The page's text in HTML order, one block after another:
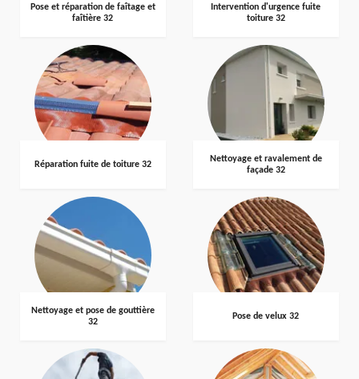
Pose et réparation de faîtage et
faîtière 32
Intervention d'urgence fuite
toiture 32
Réparation fuite de toiture 32
Nettoyage et ravalement de
façade 32
Nettoyage et pose de gouttière
32
Pose de velux 32